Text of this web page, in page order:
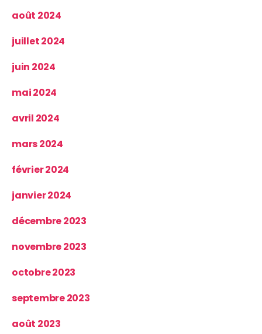
août 2024
juillet 2024
juin 2024
mai 2024
avril 2024
mars 2024
février 2024
janvier 2024
décembre 2023
novembre 2023
octobre 2023
septembre 2023
août 2023